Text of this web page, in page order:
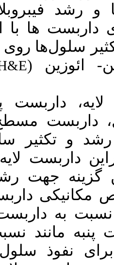
های
استفاده از
داربست‌ها
H&E) ارزیابی
پنبه مانند،
و نمونه
سلول حالت
به لایه و
رشد و تکثیر
لایه به
دیگر
به بقیه
به داخل